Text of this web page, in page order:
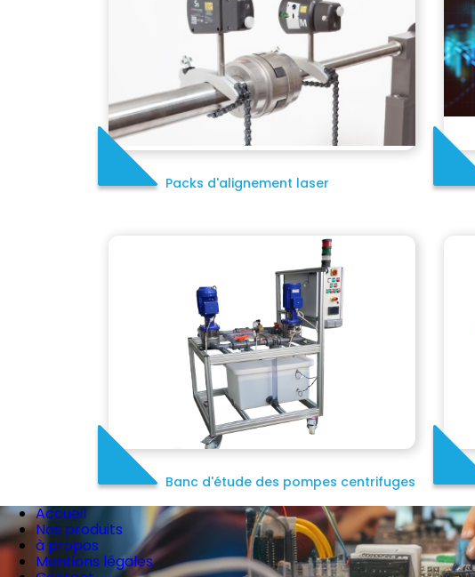
Packs d'alignement laser
Banc d'étude des pompes centrifuges
Accueil
Nos produits
à propos
Mentions légales